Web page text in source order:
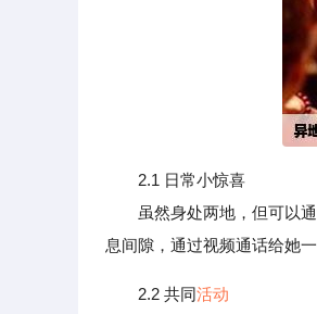
2.1 日常小惊喜
虽然身处两地，但可以通
息间隙，通过视频通话给她
2.2 共同活动